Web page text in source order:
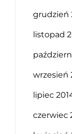
grudzień
listopad
wrzesień
lipiec
czerwiec